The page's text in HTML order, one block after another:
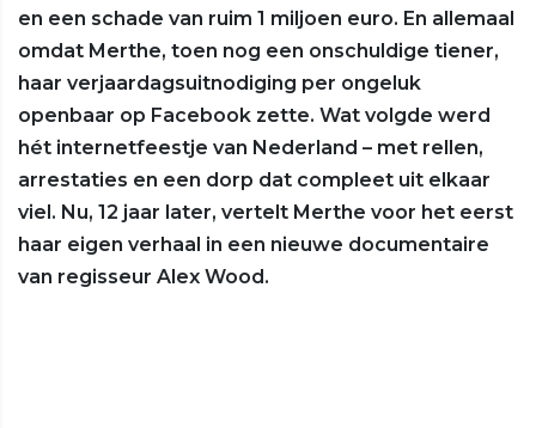
en een schade van ruim 1 miljoen euro. En allemaal
omdat Merthe, toen nog een onschuldige tiener,
haar verjaardagsuitnodiging per ongeluk
openbaar op Facebook zette. Wat volgde werd
hét internetfeestje van Nederland – met rellen,
arrestaties en een dorp dat compleet uit elkaar
viel. Nu, 12 jaar later, vertelt Merthe voor het eerst
haar eigen verhaal in een nieuwe documentaire
van regisseur Alex Wood.